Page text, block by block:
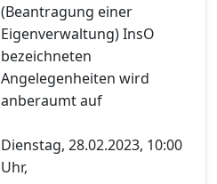
(Beantragung einer
Eigenverwaltung) InsO
bezeichneten
Angelegenheiten wird
anberaumt auf
Dienstag, 28.02.2023, 10:00
Uhr,